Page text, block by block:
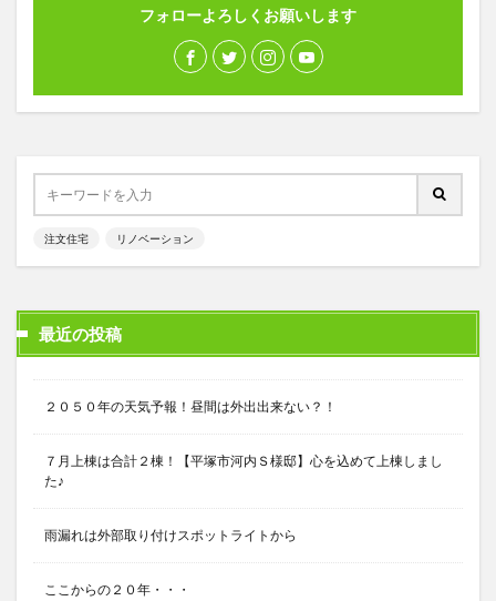
フォローよろしくお願いします
注文住宅 リノベーション
最近の投稿
２０５０年の天気予報！昼間は外出出来ない？！
７月上棟は合計２棟！【平塚市河内Ｓ様邸】心を込めて上棟しまし
た♪
雨漏れは外部取り付けスポットライトから
ここからの２０年・・・